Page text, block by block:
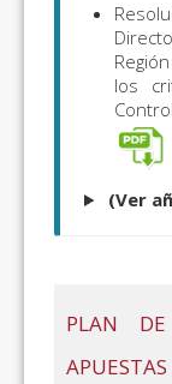
los
(Ver
PLAN
APUESTAS